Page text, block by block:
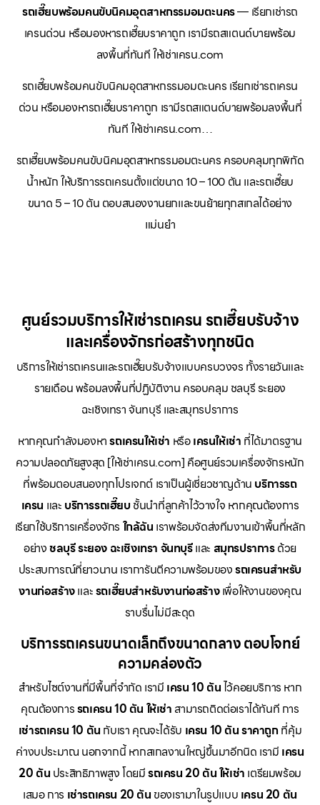
รถเฮี๊ยบพร้อมคนขับนิคมอุตสาหกรรมอมตะนคร— เรียกเช่ารถ
เครนด่วน หรือมองหารถเฮี๊ยบราคาถูก เรามีรถสแตนด์บายพร้อม
ลงพื้นที่ทันที ให้เช่าเครน.com
รถเฮี๊ยบพร้อมคนขับนิคมอุตสาหกรรมอมตะนคร เรียกเช่ารถเครน
ด่วน หรือมองหารถเฮี๊ยบราคาถูก เรามีรถสแตนด์บายพร้อมลงพื้นที่
ทันที ให้เช่าเครน.com…
รถเฮี๊ยบพร้อมคนขับนิคมอุตสาหกรรมอมตะนคร ครอบคลุมทุกพิกัด
น้ำหนัก ให้บริการรถเครนตั้งแต่ขนาด 10 – 100 ตัน และรถเฮี๊ยบ
ขนาด 5 – 10 ตัน ตอบสนองงานยกและขนย้ายทุกสเกลได้อย่าง
แม่นยำ
ศูนย์รวมบริการให้เช่ารถเครน รถเฮี๊ยบรับจ้าง
และเครื่องจักรก่อสร้างทุกชนิด
บริการให้เช่ารถเครนและรถเฮี๊ยบรับจ้างแบบครบวงจร ทั้งรายวันและ
รายเดือน พร้อมลงพื้นที่ปฏิบัติงาน ครอบคลุม ชลบุรี ระยอง
ฉะเชิงเทรา จันทบุรี และสมุทรปราการ
หากคุณกำลังมองหารถเครนให้เช่า หรือเครนให้เช่า ที่ได้มาตรฐาน
ความปลอดภัยสูงสุด [ให้เช่าเครน.com] คือศูนย์รวมเครื่องจักรหนัก
ที่พร้อมตอบสนองทุกโปรเจกต์ เราเป็นผู้เชี่ยวชาญด้าน บริการรถ
เครน และ บริการรถเฮี๊ยบ ชั้นนำที่ลูกค้าไว้วางใจ หากคุณต้องการ
เรียกใช้บริการเครื่องจักร ใกล้ฉัน เราพร้อมจัดส่งทีมงานเข้าพื้นที่หลัก
อย่างชลบุรี ระยอง ฉะเชิงเทรา จันทบุรีและ สมุทรปราการด้วย
ประสบการณ์ที่ยาวนาน เราการันตีความพร้อมของรถเครนสำหรับ
งานก่อสร้างและรถเฮี๊ยบสำหรับงานก่อสร้างเพื่อให้งานของคุณ
ราบรื่นไม่มีสะดุด
บริการรถเครนขนาดเล็กถึงขนาดกลาง ตอบโจทย์
ความคล่องตัว
สำหรับไซต์งานที่มีพื้นที่จำกัด เรามี เครน 10 ตันไว้คอยบริการ หาก
คุณต้องการรถเครน 10 ตัน ให้เช่า สามารถติดต่อเราได้ทันที การ
เช่ารถเครน 10 ตัน กับเรา คุณจะได้รับ เครน 10 ตัน ราคาถูกที่คุ้ม
ค่างบประมาณ นอกจากนี้ หากสเกลงานใหญ่ขึ้นมาอีกนิด เรามี เครน
20 ตัน ประสิทธิภาพสูง โดยมีรถเครน 20 ตัน ให้เช่า เตรียมพร้อม
เสมอ การ เช่ารถเครน 20 ตัน ของเรามาในรูปแบบ เครน 20 ตัน